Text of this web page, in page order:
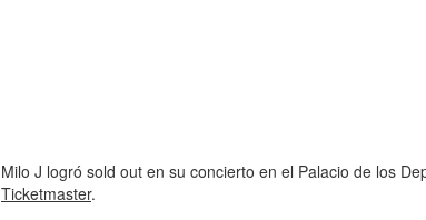
Milo J logró sold out en su concierto en el Palacio de los
Ticketmaster.